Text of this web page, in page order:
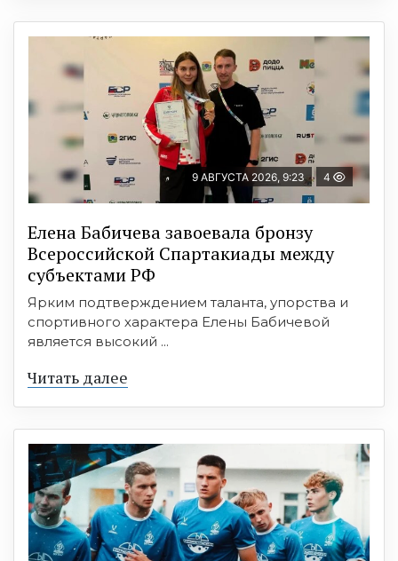
9 АВГУСТА 2026, 9:23 4
Елена Бабичева завоевала бронзу
Всероссийской Спартакиады между
субъектами РФ
Ярким подтверждением таланта, упорства и
спортивного характера Елены Бабичевой
является высокий ...
Читать далее